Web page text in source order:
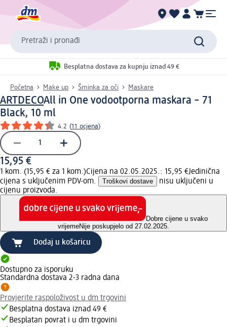
Pretraži i pronađi
Besplatna dostava za kupnju iznad 49 €
Početna Make up Šminka za oči Maskare
ARTDECOAll in One vodootporna maskara – 71
Black, 10 ml
4.2 (11 ocjena)
15,95 €
1 kom. (15,95 € za 1 kom.)Cijena na 02.05.2025.: 15,95 €Jedinična
cijena s uključenim PDV-om.
Troškovi dostave
nisu uključeni u
cijenu proizvoda.
Dobre cijene u svako
vrijemeNije poskupjelo od 27.02.2025.
Dodaj u košaricu
Dostupno za isporuku
Standardna dostava 2-3 radna dana
Provjerite raspoloživost u dm trgovini
Besplatna dostava iznad 49 €
Besplatan povrat i u dm trgovini